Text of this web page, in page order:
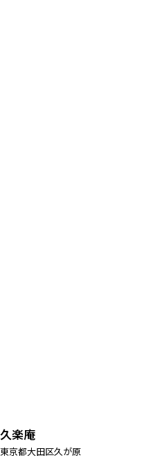
久楽庵
東京都大田区久が原